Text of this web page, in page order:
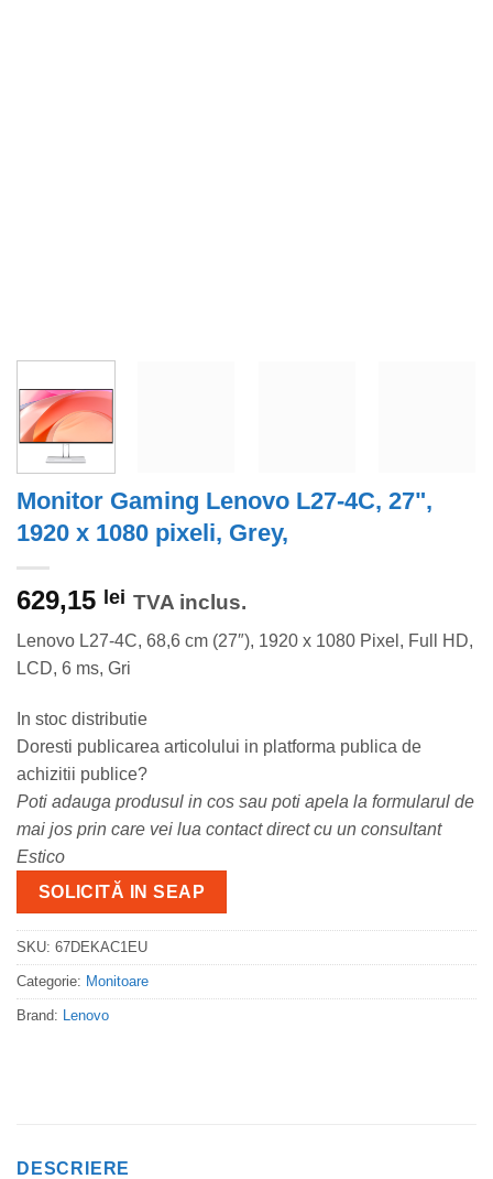
Monitor Gaming Lenovo L27-4C, 27",
1920 x 1080 pixeli, Grey,
629,15 lei TVA inclus.
Lenovo L27-4C, 68,6 cm (27″), 1920 x 1080 Pixel, Full HD,
LCD, 6 ms, Gri
In stoc distributie
Doresti publicarea articolului in platforma publica de
achizitii publice?
Poti adauga produsul in cos sau poti apela la formularul de
mai jos prin care vei lua contact direct cu un consultant
Estico
SOLICITĂ IN SEAP
SKU: 67DEKAC1EU
Categorie: Monitoare
Brand: Lenovo
DESCRIERE